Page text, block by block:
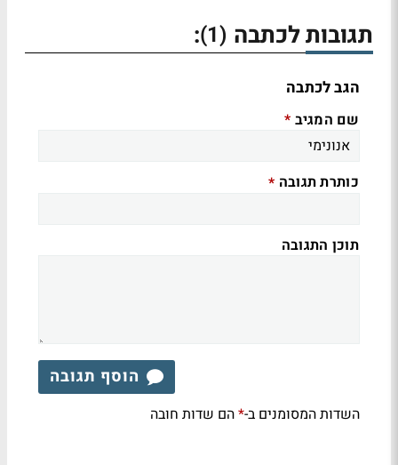
תגובות לכתבה (1)
:
הגב לכתבה
שם המגיב *
כותרת תגובה *
תוכן התגובה
הוסף תגובה
השדות המסומנים ב-*הם שדות חובה